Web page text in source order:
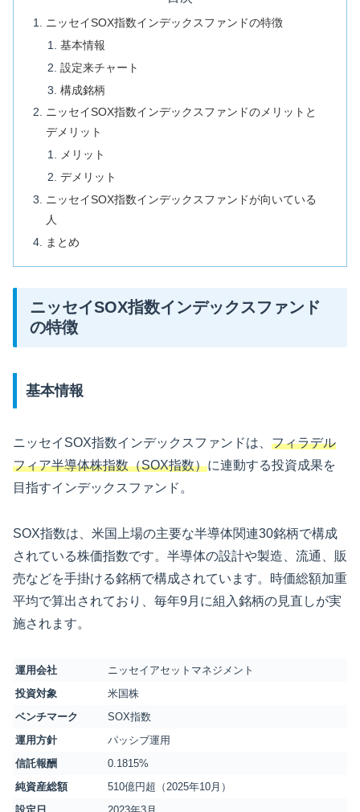
ニッセイSOX指数インデックスファンドの特徴
基本情報
設定来チャート
構成銘柄
ニッセイSOX指数インデックスファンドのメリットと
デメリット
メリット
デメリット
ニッセイSOX指数インデックスファンドが向いている
人
まとめ
ニッセイSOX指数インデックスファンド
の特徴
基本情報
ニッセイSOX指数インデックスファンドは、 フィラデル
フィア半導体株指数（SOX指数）に連動する投資成果を
目指すインデックスファンド。
SOX指数は、米国上場の主要な半導体関連30銘柄で構成
されている株価指数です。半導体の設計や製造、流通、販
売などを手掛ける銘柄で構成されています。時価総額加重
平均で算出されており、毎年9月に組入銘柄の見直しが実
施されます。
運用会社
ニッセイアセットマネジメント
投資対象
米国株
ベンチマーク
SOX指数
運用方針
パッシブ運用
信託報酬
0.1815%
純資産総額
510億円超（2025年10月）